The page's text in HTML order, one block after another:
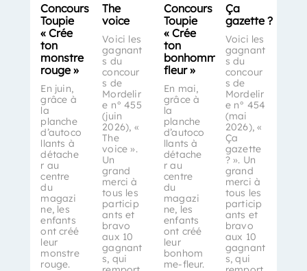
Concours
Toupie
« Crée
ton
monstre
rouge »
En juin,
grâce à
la
planche
d’autoco
llants à
détache
r au
centre
du
magazi
ne, les
enfants
ont créé
leur
monstre
rouge.
The
voice
Voici les
gagnant
s du
concour
s de
Mordelir
e n° 455
(juin
2026), «
The
voice ».
Un
grand
merci à
tous les
particip
ants et
bravo
aux 10
gagnant
s, qui
Concours
Toupie
« Crée
ton
bonhomme-
fleur »
En mai,
grâce à
la
planche
d’autoco
llants à
détache
r au
centre
du
magazi
ne, les
enfants
ont créé
leur
bonhom
me-fleur.
Ça
gazette ?
Voici les
gagnant
s du
concour
s de
Mordelir
e n° 454
(mai
2026), «
Ça
gazette
? ». Un
grand
merci à
tous les
particip
ants et
bravo
aux 10
gagnant
s, qui